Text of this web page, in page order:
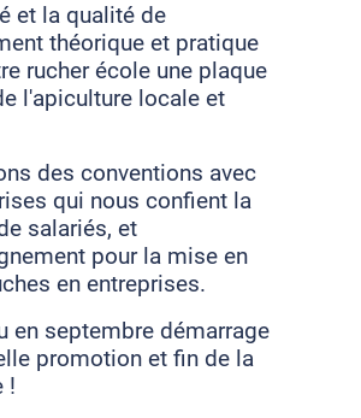
et la qualité de
théorique et pratique
rucher école une plaque
l'apiculture locale et
des conventions avec
qui nous confient la
salariés, et
pour la mise en
en entreprises.
en septembre démarrage
promotion et fin de la
!